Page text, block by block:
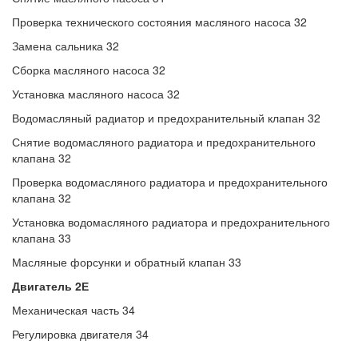
Проверка технического состояния масляного насоса 32
Замена сальника 32
Сборка масляного насоса 32
Установка масляного насоса 32
Водомасляный радиатор и предохранительный клапан 32
Снятие водомасляного радиатора и предохранительного
клапана 32
Проверка водомасляного радиатора и предохранительного
клапана 32
Установка водомасляного радиатора и предохранительного
клапана 33
Масляные форсунки и обратный клапан 33
Двигатель 2Е
Механическая часть 34
Регулировка двигателя 34